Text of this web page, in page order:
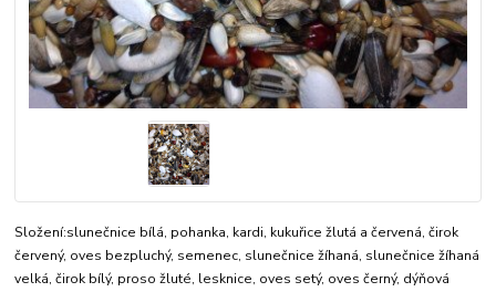
Složení:slunečnice bílá, pohanka, kardi, kukuřice žlutá a červená, čirok
červený, oves bezpluchý, semenec, slunečnice žíhaná, slunečnice žíhaná
velká, čirok bílý, proso žluté, lesknice, oves setý, oves černý, dýňová